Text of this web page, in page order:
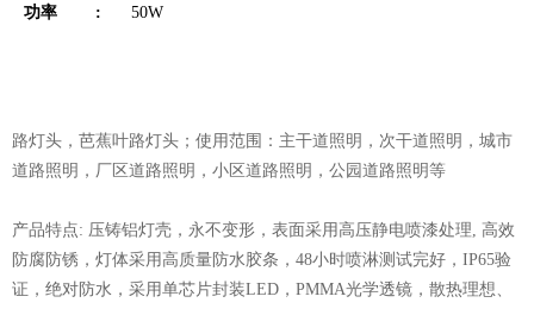
功率 : 50W
路灯头，芭蕉叶路灯头；使用范围：主干道照明，次干道照明，城市
道路照明，厂区道路照明，小区道路照明，公园道路照明等
产品特点: 压铸铝灯壳，永不变形，表面采用高压静电喷漆处理, 高效
防腐防锈，灯体采用高质量防水胶条，48小时喷淋测试完好，IP65验
证，绝对防水，采用单芯片封装LED，PMMA光学透镜，散热理想、